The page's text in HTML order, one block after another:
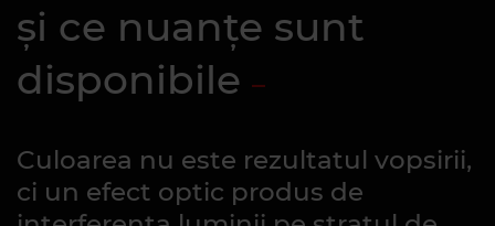
și ce nuanțe sunt
disponibile
Culoarea nu este rezultatul vopsirii,
ci un efect optic produs de